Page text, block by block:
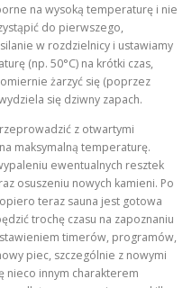
na wysoką temperaturę i nie
do pierwszego,
w rozdzielnicy i ustawiamy
(np. 50°C) na krótki czas,
żarzyć się (poprzez
się dziwny zapach.
z otwartymi
maksymalną temperaturę.
ewentualnych resztek
osuszeniu nowych kamieni. Po
teraz sauna jest gotowa
trochę czasu na zapoznaniu
timerów, programów,
piec, szczególnie z nowymi
nieco innym charakterem